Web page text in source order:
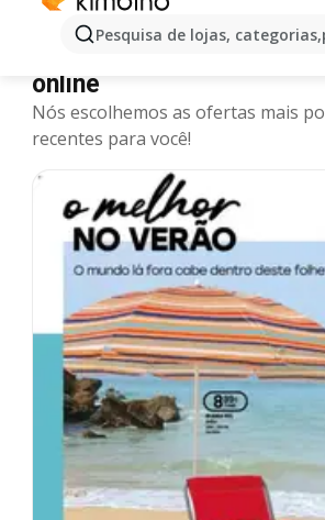
Pesquisa de lojas,
Charneca de Caparica -
online
Nós escolhemos as ofertas mais
recentes para você!